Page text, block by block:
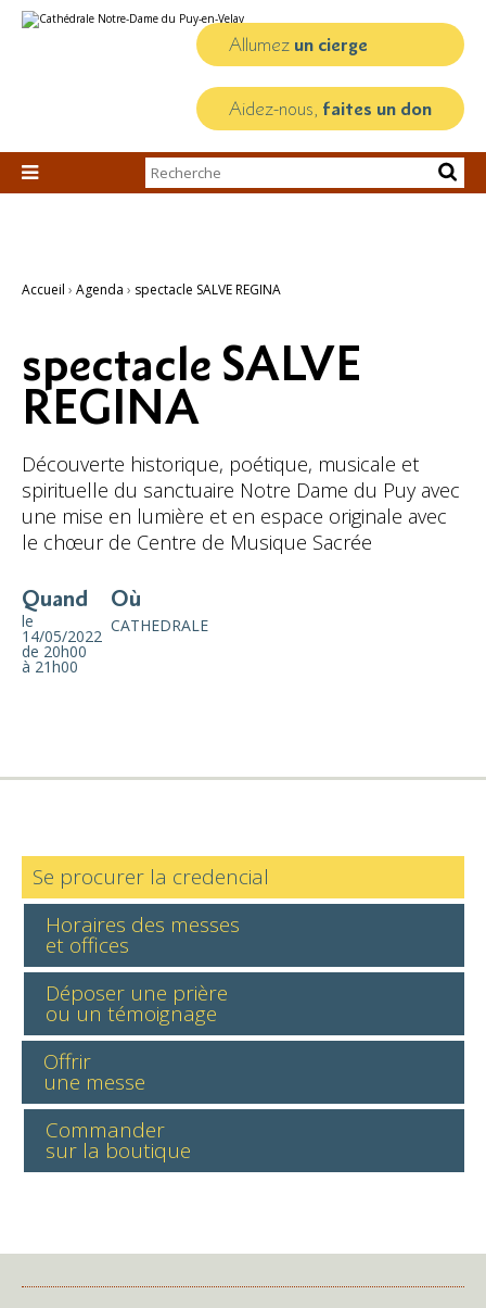
au
personnels
Allumez un cierge
Aidez-nous, faites un don

Chercher par
Recherche
Accueil › Agenda › spectacle SALVE REGINA
spectacle SALVE
REGINA
Découverte historique, poétique, musicale et
spirituelle du sanctuaire Notre Dame du Puy avec
une mise en lumière et en espace originale avec
le chœur de Centre de Musique Sacrée
Quand
le
14/05/2022
de 20h00
à 21h00
Où
CATHEDRALE
Se procurer la credencial
Horaires des messes
et offices
Déposer une prière
ou un témoignage
Offrir
une messe
Commander
sur la boutique